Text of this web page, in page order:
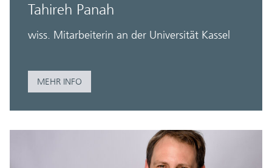
Tahireh Panah
wiss. Mitarbeiterin an der Universität Kassel
MEHR INFO